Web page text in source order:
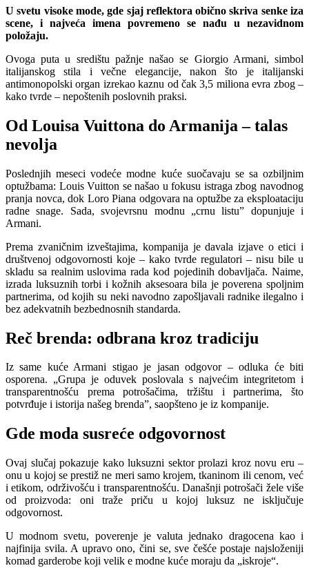
U svetu visoke mode, gde sjaj reflektora obično skriva senke iza
scene, i najveća imena povremeno se nađu u nezavidnom
položaju.
Ovoga puta u središtu pažnje našao se Giorgio Armani, simbol
italijanskog stila i večne elegancije, nakon što je italijanski
antimonopolski organ izrekao kaznu od čak 3,5 miliona evra zbog –
kako tvrde – nepoštenih poslovnih praksi.
Od Louisa Vuittona do Armanija – talas
nevolja
Poslednjih meseci vodeće modne kuće suočavaju se sa ozbiljnim
optužbama: Louis Vuitton se našao u fokusu istraga zbog navodnog
pranja novca, dok Loro Piana odgovara na optužbe za eksploataciju
radne snage. Sada, svojevrsnu modnu „crnu listu” dopunjuje i
Armani.
Prema zvaničnim izveštajima, kompanija je davala izjave o etici i
društvenoj odgovornosti koje – kako tvrde regulatori – nisu bile u
skladu sa realnim uslovima rada kod pojedinih dobavljača. Naime,
izrada luksuznih torbi i kožnih aksesoara bila je poverena spoljnim
partnerima, od kojih su neki navodno zapošljavali radnike ilegalno i
bez adekvatnih bezbednosnih standarda.
Reč brenda: odbrana kroz tradiciju
Iz same kuće Armani stigao je jasan odgovor – odluka će biti
osporena. „Grupa je oduvek poslovala s najvećim integritetom i
transparentnošću prema potrošačima, tržištu i partnerima, što
potvrđuje i istorija našeg brenda”, saopšteno je iz kompanije.
Gde moda susreće odgovornost
Ovaj slučaj pokazuje kako luksuzni sektor prolazi kroz novu eru –
onu u kojoj se prestiž ne meri samo krojem, tkaninom ili cenom, već
i etikom, održivošću i transparentnošću. Današnji potrošači žele više
od proizvoda: oni traže priču u kojoj luksuz ne isključuje
odgovornost.
U modnom svetu, poverenje je valuta jednako dragocena kao i
najfinija svila. A upravo ono, čini se, sve češće postaje najsloženiji
komad garderobe koji velik e modne kuće moraju da „iskroje“.